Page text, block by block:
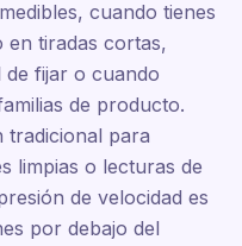
cuando tienes
en tiradas cortas,
de fijar o cuando
de producto.
tradicional para
limpias o lecturas de
de velocidad es
por debajo del